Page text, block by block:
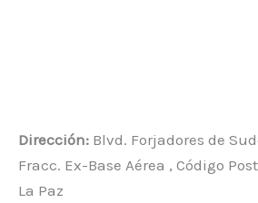
Dirección: Blvd. Forjadores de
Fracc. Ex-Base Aérea , Código
La Paz